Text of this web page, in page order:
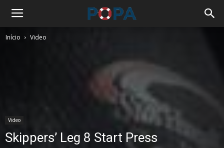
Início Video
Video
Skippers’ Leg 8 Start Press